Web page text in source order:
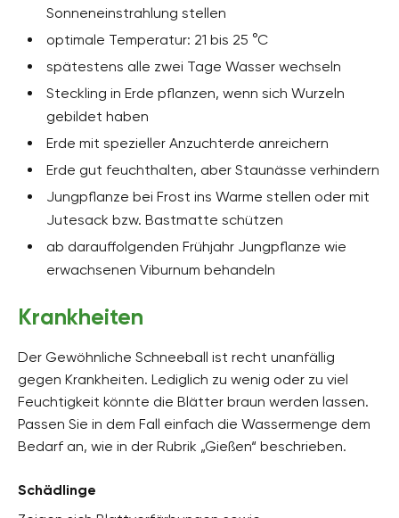
Sonneneinstrahlung stellen
optimale Temperatur: 21 bis 25 °C
spätestens alle zwei Tage Wasser wechseln
Steckling in Erde pflanzen, wenn sich Wurzeln
gebildet haben
Erde mit spezieller Anzuchterde anreichern
Erde gut feuchthalten, aber Staunässe verhindern
Jungpflanze bei Frost ins Warme stellen oder mit
Jutesack bzw. Bastmatte schützen
ab darauffolgenden Frühjahr Jungpflanze wie
erwachsenen Viburnum behandeln
Krankheiten
Der Gewöhnliche Schneeball ist recht unanfällig
gegen Krankheiten. Lediglich zu wenig oder zu viel
Feuchtigkeit könnte die Blätter braun werden lassen.
Passen Sie in dem Fall einfach die Wassermenge dem
Bedarf an, wie in der Rubrik „Gießen“ beschrieben.
Schädlinge